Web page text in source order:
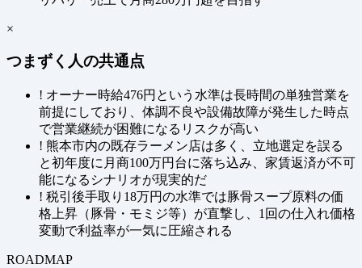
×
つまずく人の共通点
! オーナー時給476円という水準は長時間の単独営業を
前提にしており、体調不良や設備故障が発生した時点
で営業継続が困難になるリスクが高い
! 熊本市内の既存ラーメン店は多く、立地選定を誤る
と初年度に月商100万円台に落ち込み、家賃返済が不可
能になるシナリオが現実的だ
! 税引後手取り18万円の水準では豚骨スープ原料の価
格上昇（豚骨・モミジ等）が直撃し、1回の仕入れ価格
変動で利益率が一気に圧縮される
ROADMAP